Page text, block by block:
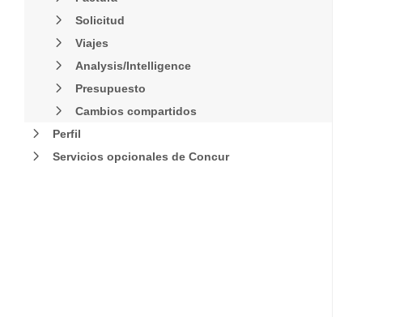
Solicitud
Viajes
Analysis/Intelligence
Presupuesto
Cambios compartidos
Perfil
Servicios opcionales de Concur